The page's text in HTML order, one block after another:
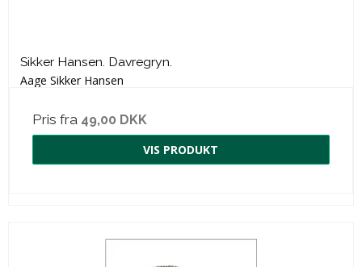
Sikker Hansen. Davregryn.
Aage Sikker Hansen
Pris fra 49,00 DKK
VIS PRODUKT